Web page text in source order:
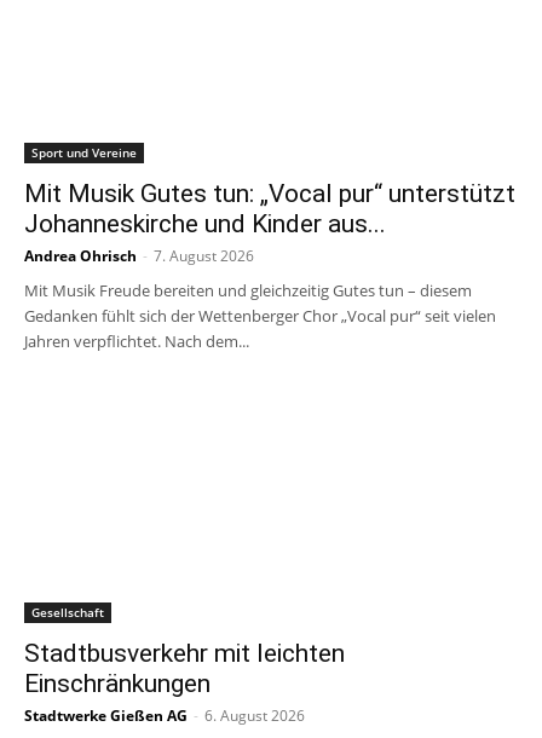
Sport und Vereine
Mit Musik Gutes tun: „Vocal pur“ unterstützt
Johanneskirche und Kinder aus...
Andrea Ohrisch - 7. August 2026
Mit Musik Freude bereiten und gleichzeitig Gutes tun – diesem
Gedanken fühlt sich der Wettenberger Chor „Vocal pur“ seit vielen
Jahren verpflichtet. Nach dem...
Gesellschaft
Stadtbusverkehr mit leichten
Einschränkungen
Stadtwerke Gießen AG - 6. August 2026